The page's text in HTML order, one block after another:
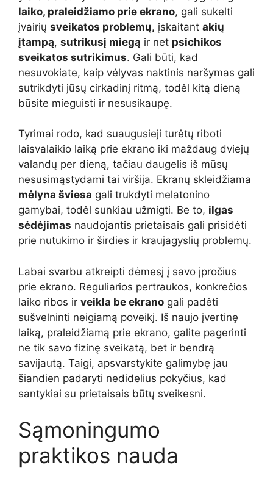
laiko, praleidžiamo prie ekrano, gali sukelti
įvairių sveikatos problemų, įskaitant akių
įtampą, sutrikusį miegą ir net psichikos
sveikatos sutrikimus. Gali būti, kad
nesuvokiate, kaip vėlyvas naktinis naršymas gali
sutrikdyti jūsų cirkadinį ritmą, todėl kitą dieną
būsite mieguisti ir nesusikaupę.
Tyrimai rodo, kad suaugusieji turėtų riboti
laisvalaikio laiką prie ekrano iki maždaug dviejų
valandų per dieną, tačiau daugelis iš mūsų
nesusimąstydami tai viršija. Ekranų skleidžiama
mėlyna šviesa gali trukdyti melatonino
gamybai, todėl sunkiau užmigti. Be to, ilgas
sėdėjimas naudojantis prietaisais gali prisidėti
prie nutukimo ir širdies ir kraujagyslių problemų.
Labai svarbu atkreipti dėmesį į savo įpročius
prie ekrano. Reguliarios pertraukos, konkrečios
laiko ribos ir veikla be ekrano gali padėti
sušvelninti neigiamą poveikį. Iš naujo įvertinę
laiką, praleidžiamą prie ekrano, galite pagerinti
ne tik savo fizinę sveikatą, bet ir bendrą
savijautą. Taigi, apsvarstykite galimybę jau
šiandien padaryti nedidelius pokyčius, kad
santykiai su prietaisais būtų sveikesni.
Sąmoningumo
praktikos nauda